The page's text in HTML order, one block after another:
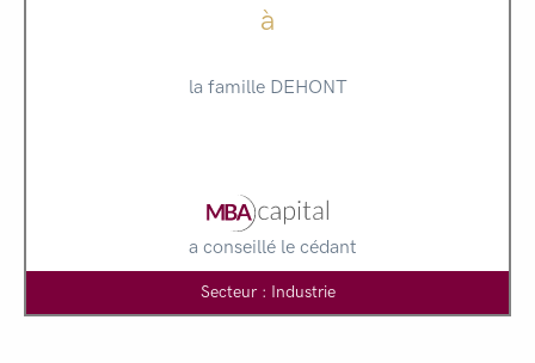
à
la famille DEHONT
a conseillé le cédant
Secteur : Industrie